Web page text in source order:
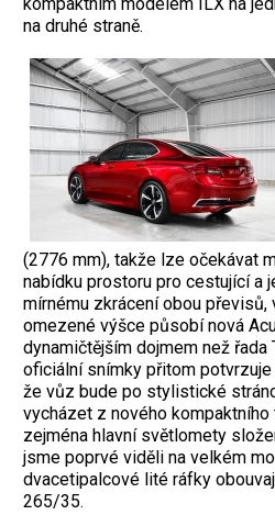
kompaktním modelem ILX na
na druhé straně.
(2776 mm), takže lze očekávat
nabídku prostoru pro cestující a
mírnému zkrácení obou
omezené výšce působí nová
dynamičtějším dojmem než řada
oficiální snímky přitom
že vůz bude po stylistické
vycházet z nového
zejména hlavní světlomety
jsme poprvé viděli na velkém
dvacetipalcové lité ráfky
265/35.